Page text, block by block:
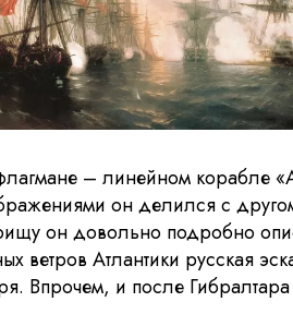
– линейном корабле
он делился с
он довольно подробно
ветров Атлантики русская
Впрочем, и после Гибралтара